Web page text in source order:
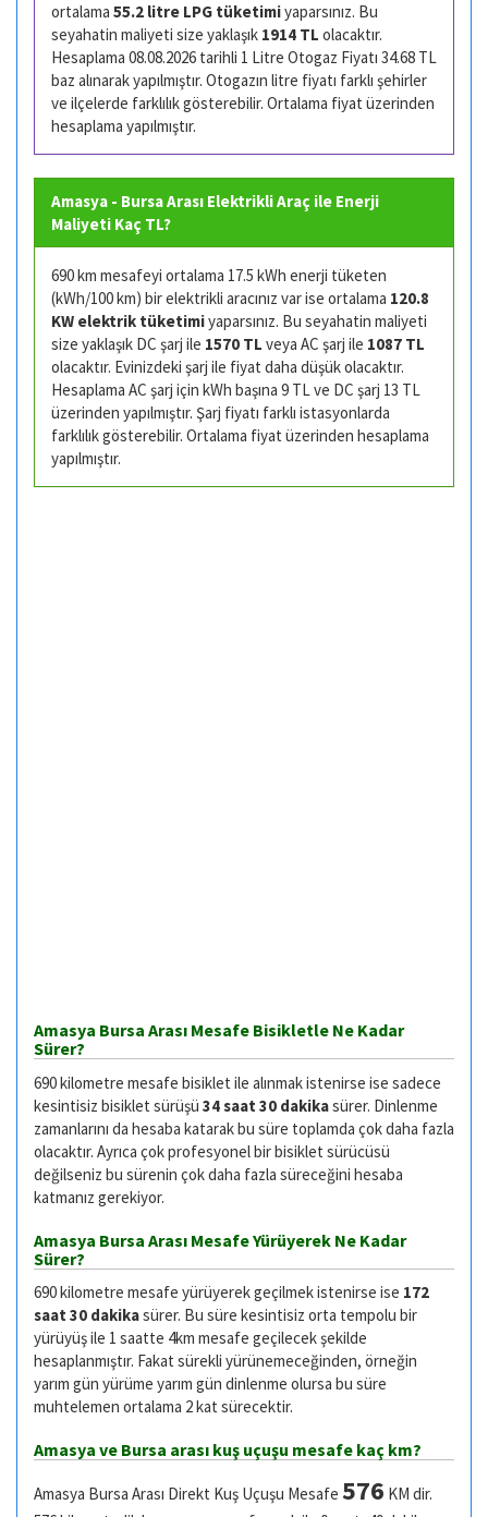
ortalama 55.2 litre LPG tüketimiyaparsınız. Bu
seyahatin maliyeti size yaklaşık 1914 TL olacaktır.
Hesaplama 08.08.2026 tarihli 1 Litre Otogaz Fiyatı 34.68 TL
baz alınarak yapılmıştır. Otogazın litre fiyatı farklı şehirler
ve ilçelerde farklılık gösterebilir. Ortalama fiyat üzerinden
hesaplama yapılmıştır.
Amasya - Bursa Arası Elektrikli Araç ile Enerji
Maliyeti Kaç TL?
690 km mesafeyi ortalama 17.5 kWh enerji tüketen
(kWh/100 km) bir elektrikli aracınız var ise ortalama 120.8
KW elektrik tüketimiyaparsınız. Bu seyahatin maliyeti
size yaklaşık DC şarj ile 1570 TL veya AC şarj ile 1087 TL
olacaktır. Evinizdeki şarj ile fiyat daha düşük olacaktır.
Hesaplama AC şarj için kWh başına 9 TL ve DC şarj 13 TL
üzerinden yapılmıştır. Şarj fiyatı farklı istasyonlarda
farklılık gösterebilir. Ortalama fiyat üzerinden hesaplama
yapılmıştır.
Amasya Bursa Arası Mesafe Bisikletle Ne Kadar
Sürer?
690 kilometre mesafe bisiklet ile alınmak istenirse ise sadece
kesintisiz bisiklet sürüşü 34 saat 30 dakikasürer. Dinlenme
zamanlarını da hesaba katarak bu süre toplamda çok daha fazla
olacaktır. Ayrıca çok profesyonel bir bisiklet sürücüsü
değilseniz bu sürenin çok daha fazla süreceğini hesaba
katmanız gerekiyor.
Amasya Bursa Arası Mesafe Yürüyerek Ne Kadar
Sürer?
690 kilometre mesafe yürüyerek geçilmek istenirse ise 172
saat 30 dakikasürer. Bu süre kesintisiz orta tempolu bir
yürüyüş ile 1 saatte 4km mesafe geçilecek şekilde
hesaplanmıştır. Fakat sürekli yürünemeceğinden, örneğin
yarım gün yürüme yarım gün dinlenme olursa bu süre
muhtelemen ortalama 2 kat sürecektir.
Amasya ve Bursa arası kuş uçuşu mesafe kaç km?
Amasya Bursa Arası Direkt Kuş Uçuşu Mesafe 576 KM dir.